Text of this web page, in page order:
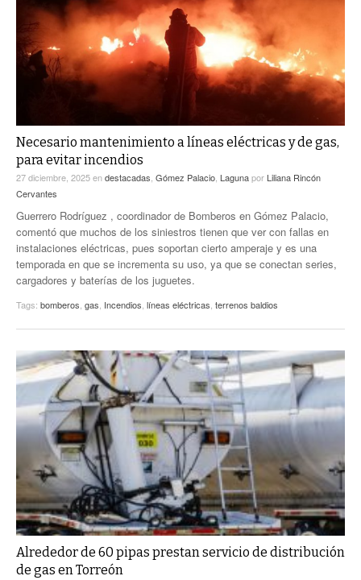
EXA INFORMA
GLOBO
CONTEXTOS
TRAYECTO LAGUNA
A MEDIA MAÑANA
A TODA LEY
DIÁLOGOS CON LA HISTORIA
TWEETS AND BEATS
LA MEJOR 97.1 ESTÉREO GALLITO
ACTUALIDADES GREM
PULSO
Necesario mantenimiento a líneas eléctricas y de gas,
para evitar incendios
27 diciembre, 2025endestacadas Gómez Palacio Lagunapor Liliana Rincón
Cervantes
Guerrero Rodríguez , coordinador de Bomberos en Gómez Palacio,
comentó que muchos de los siniestros tienen que ver con fallas en
instalaciones eléctricas, pues soportan cierto amperaje y es una
temporada en que se incrementa su uso, ya que se conectan series,
cargadores y baterías de los juguetes.
Tags: bomberos gas Incendios líneas eléctricas terrenos baldios
Alrededor de 60 pipas prestan servicio de distribución
de gas en Torreón